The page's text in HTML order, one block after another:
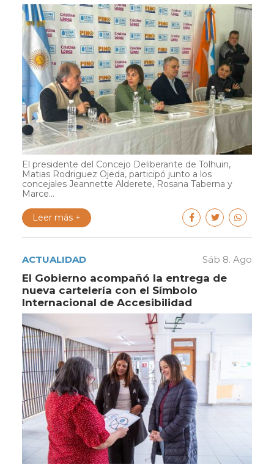
El presidente del Concejo Deliberante de Tolhuin,
Matias Rodriguez Ojeda, participó junto a los
concejales Jeannette Alderete, Rosana Taberna y
Marce...
Leer más +
ACTUALIDAD Sáb 8. Ago
El Gobierno acompañó la entrega de
nueva cartelería con el Símbolo
Internacional de Accesibilidad